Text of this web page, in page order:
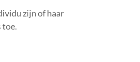
zijn of haar
toe.